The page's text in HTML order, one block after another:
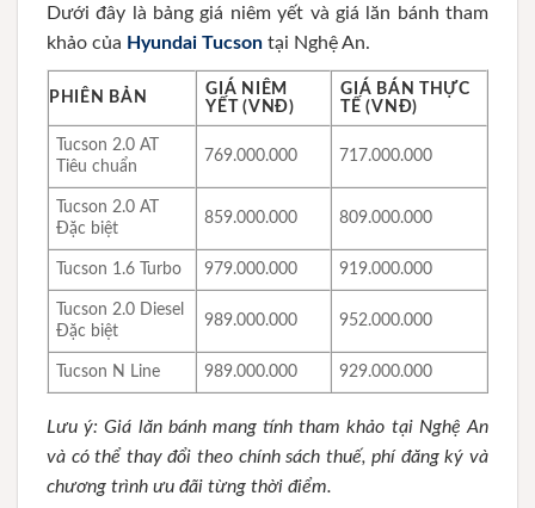
Dưới đây là bảng giá niêm yết và giá lăn bánh tham
khảo của Hyundai Tucson tại Nghệ An.
PHIÊN BẢN
GIÁ NIÊM
YẾT (VNĐ)
GIÁ BÁN THỰC
TẾ (VNĐ)
Tucson 2.0 AT
Tiêu chuẩn
769.000.000 717.000.000
Tucson 2.0 AT
Đặc biệt
859.000.000 809.000.000
Tucson 1.6 Turbo 979.000.000 919.000.000
Tucson 2.0 Diesel
Đặc biệt
989.000.000 952.000.000
Tucson N Line 989.000.000 929.000.000
Lưu ý: Giá lăn bánh mang tính tham khảo tại Nghệ An
và có thể thay đổi theo chính sách thuế, phí đăng ký và
chương trình ưu đãi từng thời điểm.